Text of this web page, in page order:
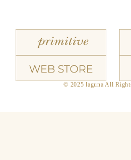
© 2025 laguna All